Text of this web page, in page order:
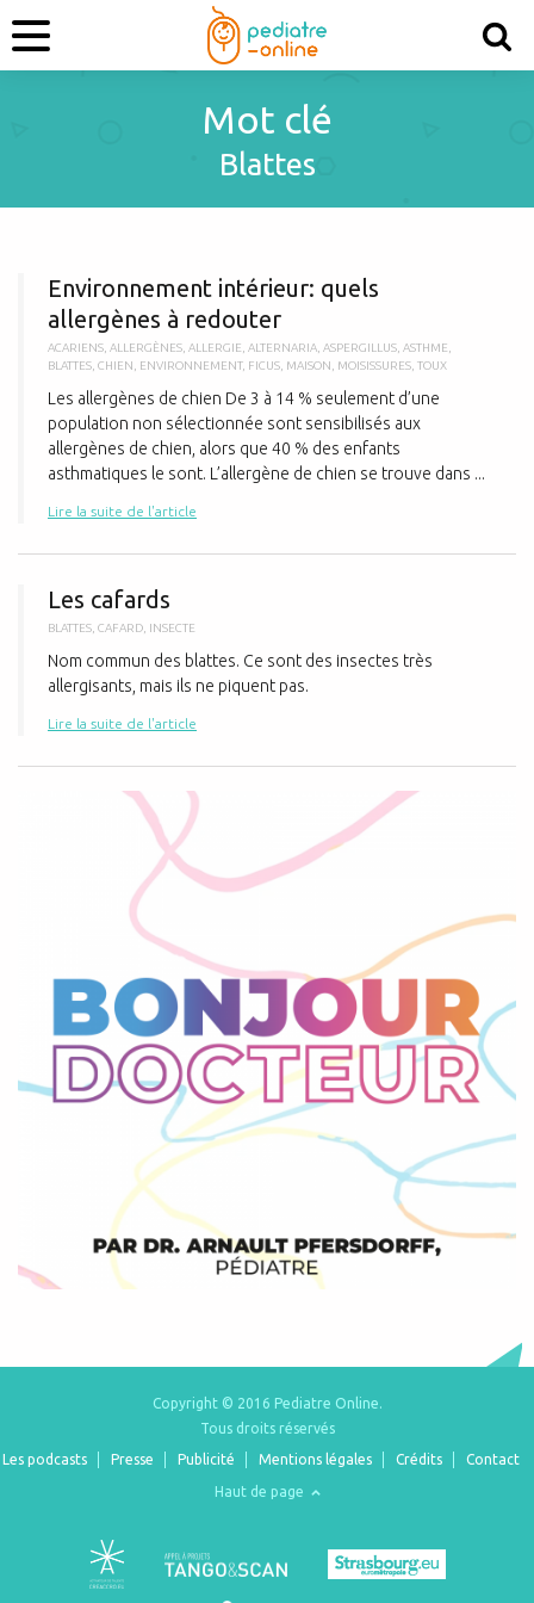
Mot clé
Blattes
Environnement intérieur: quels
allergènes à redouter
ACARIENS ALLERGÈNES ALLERGIE ALTERNARIA ASPERGILLUS ASTHME
BLATTES CHIEN ENVIRONNEMENT, FICUS MAISON MOISISSURES TOUX
Les allergènes de chien De 3 à 14 % seulement d’une
population non sélectionnée sont sensibilisés aux
allergènes de chien, alors que 40 % des enfants
asthmatiques le sont. L’allergène de chien se trouve dans ...
Lire la suite de l'article
Les cafards
BLATTES CAFARD INSECTE
Nom commun des blattes. Ce sont des insectes très
allergisants, mais ils ne piquent pas.
Lire la suite de l'article
Copyright © 2016 Pediatre Online.
Tous droits réservés
Les podcasts
Presse Publicité Mentions légales Crédits Contact
Haut de page